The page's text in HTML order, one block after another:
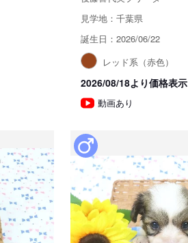
見学地：千葉県
誕生日：2026/06/22
レッド系（赤色）
2026/08/18より価格表示
動画あり